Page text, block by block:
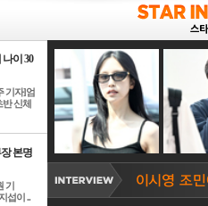
이 30
기자]엄
반 신체
본명
기
섭이 ..